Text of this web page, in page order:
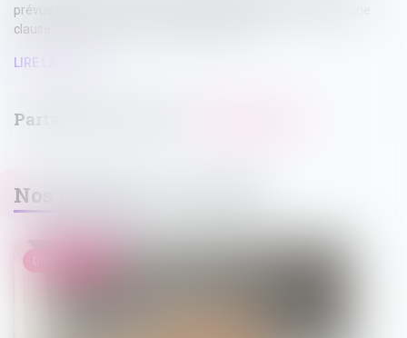
prévue aux articles 1719 et 1720 du Code civil, au moyen d’une
clause de non-recours insérée dans le bail...
LIRE LA SUITE
Nos dernières actualités